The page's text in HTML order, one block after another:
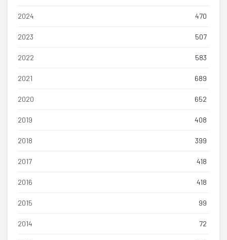
2024 470
2023 507
2022 583
2021 689
2020 652
2019 408
2018 399
2017 418
2016 418
2015 99
2014 72